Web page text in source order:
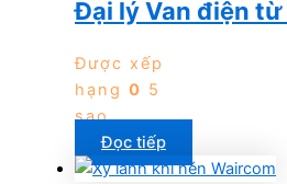
Đại lý Van điện từ
Được xếp
hạng 0 5
sao
Đọc tiếp